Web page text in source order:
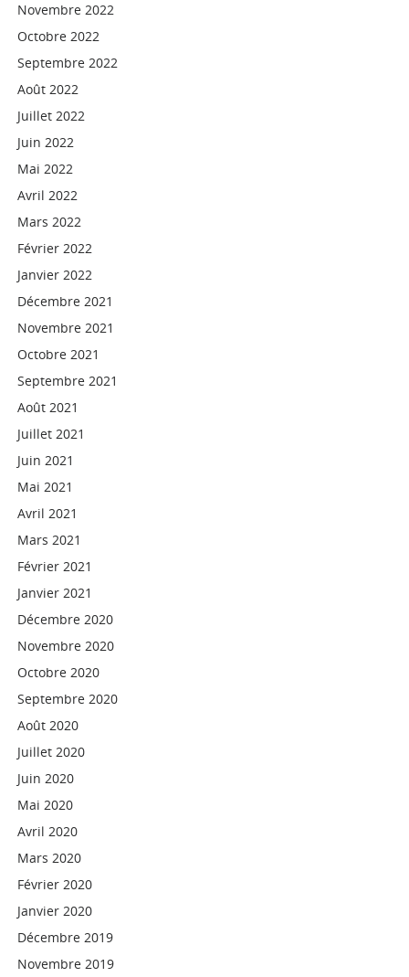
Novembre 2022
Octobre 2022
Septembre 2022
Août 2022
Juillet 2022
Juin 2022
Mai 2022
Avril 2022
Mars 2022
Février 2022
Janvier 2022
Décembre 2021
Novembre 2021
Octobre 2021
Septembre 2021
Août 2021
Juillet 2021
Juin 2021
Mai 2021
Avril 2021
Mars 2021
Février 2021
Janvier 2021
Décembre 2020
Novembre 2020
Octobre 2020
Septembre 2020
Août 2020
Juillet 2020
Juin 2020
Mai 2020
Avril 2020
Mars 2020
Février 2020
Janvier 2020
Décembre 2019
Novembre 2019